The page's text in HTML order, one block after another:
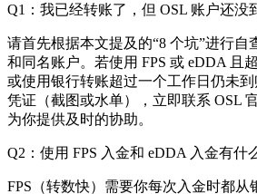
Q1：我已经转账了，但 OSL 账户还没
请首先根据本文提及的“8 个坑”进行自
和同名账户。若使用 FPS 或 eDDA 且
或使用银行转账超过一个工作日仍未
凭证（截图或水单），立即联系 OSL
为你提供及时的协助。
Q2：使用 FPS 入金和 eDDA 入金有什
FPS（转数快）需要你每次入金时都从